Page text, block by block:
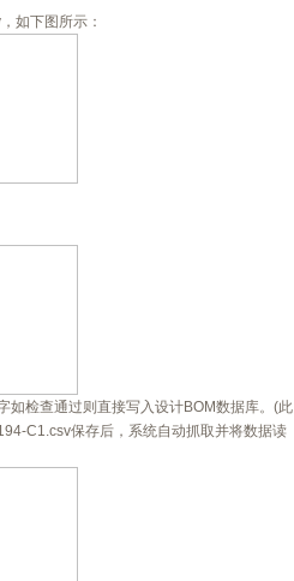
如下图所示：
如检查通过则直接写入设计BOM数据库。(此
C1.csv保存后，系统自动抓取并将数据读